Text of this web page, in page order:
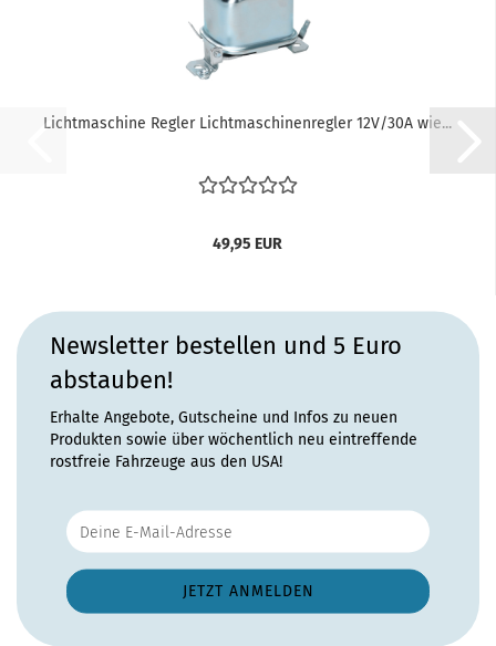
Lichtmaschine Regler Lichtmaschinenregler 12V/30A wie...
49,95 EUR
Newsletter bestellen und 5 Euro
abstauben!
Erhalte Angebote, Gutscheine und Infos zu neuen
Produkten sowie über wöchentlich neu eintreffende
rostfreie Fahrzeuge aus den USA!